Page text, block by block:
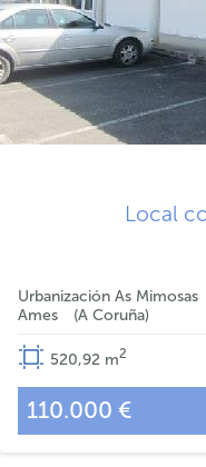
Local
Urbanización As Mimosas
Ames
A Coruña
520,92 m2
110.000 €